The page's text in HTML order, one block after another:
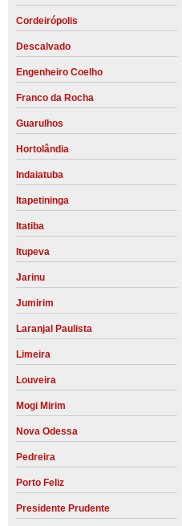
Cordeirópolis
Descalvado
Engenheiro Coelho
Franco da Rocha
Guarulhos
Hortolândia
Indaiatuba
Itapetininga
Itatiba
Itupeva
Jarinu
Jumirim
Laranjal Paulista
Limeira
Louveira
Mogi Mirim
Nova Odessa
Pedreira
Porto Feliz
Presidente Prudente